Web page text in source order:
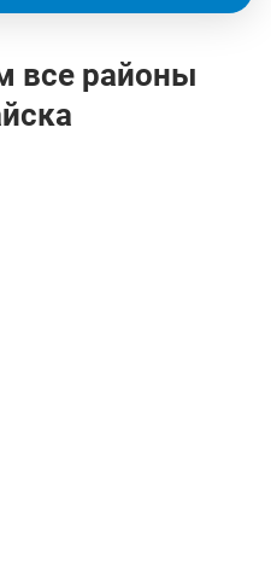
все районы